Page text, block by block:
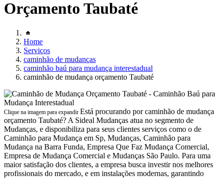
Orçamento Taubaté
Home
Serviços
caminhão de mudanças
caminhão baú para mudança interestadual
caminhão de mudança orçamento Taubaté
Clique na imagem para expandir Está procurando por caminhão de mudança
orçamento Taubaté? A Sideal Mudanças atua no segmento de
Mudanças, e disponibiliza para seus clientes serviços como o de
Caminhão para Mudança em Sp, Mudanças, Caminhão para
Mudança na Barra Funda, Empresa Que Faz Mudança Comercial,
Empresa de Mudança Comercial e Mudanças São Paulo. Para uma
maior satisfação dos clientes, a empresa busca investir nos melhores
profissionais do mercado, e em instalações modernas, garantindo